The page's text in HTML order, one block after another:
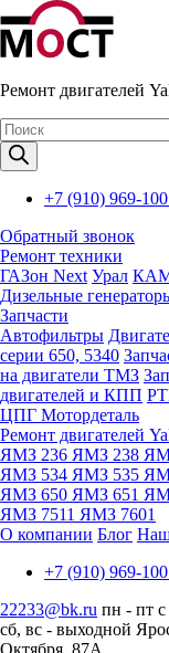
Ремонт двигателей
Поиск
товаров
+7 (910) 969-
Обратный звонок
Ремонт техники
ГАЗон Next Урал
Дизельные
Запчасти
Автофильтры
серии 650, 5340
на двигатели ТМЗ
двигателей и КПП
ЦПГ Мотордеталь
Ремонт двигателей
ЯМЗ 236 ЯМЗ 238
ЯМЗ 534 ЯМЗ 535
ЯМЗ 650 ЯМЗ 651
ЯМЗ 7511 ЯМЗ 7601
О компании Блог
+7 (910) 969-
22233@bk.ru пн - пт
сб, вс - выходной
Октября, 87А